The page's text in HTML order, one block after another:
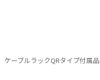
ーブルラックQRタイプ付属品